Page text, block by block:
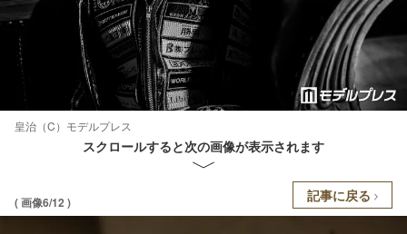
皇治（C）モデルプレス
スクロールすると次の画像が表示されます
( 画像6/12 ) 記事に戻る